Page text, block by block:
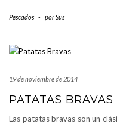
Pescados - porSus
19 de noviembre de 2014
PATATAS BRAVAS
Las patatas bravas son un